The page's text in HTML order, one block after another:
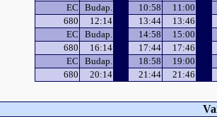
EC
Budap. 10:58
11:00
680
12:14 13:44
13:46
EC
Budap. 14:58
15:00
680
16:14 17:44
17:46
EC
Budap. 18:58
19:00
680
20:14 21:44 21:46